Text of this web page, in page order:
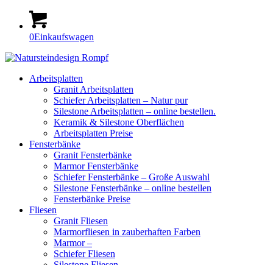
0Einkaufswagen
Arbeitsplatten
Granit Arbeitsplatten
Schiefer Arbeitsplatten – Natur pur
Silestone Arbeitsplatten – online bestellen.
Keramik & Silestone Oberflächen
Arbeitsplatten Preise
Fensterbänke
Granit Fensterbänke
Marmor Fensterbänke
Schiefer Fensterbänke – Große Auswahl
Silestone Fensterbänke – online bestellen
Fensterbänke Preise
Fliesen
Granit Fliesen
Marmorfliesen in zauberhaften Farben
Marmor –
Schiefer Fliesen